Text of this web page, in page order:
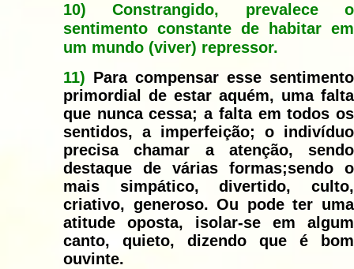
10)Constrangido, prevalece o
sentimento constante de habitar em
um mundo (viver) repressor.
11) Para compensar esse sentimento
primordial de estar aquém, uma falta
que nunca cessa; a falta em todos os
sentidos, a imperfeição; o indivíduo
precisa chamar a atenção, sendo
destaque de várias formas;sendo o
mais simpático, divertido, culto,
criativo, generoso. Ou pode ter uma
atitude oposta, isolar-se em algum
canto, quieto, dizendo que é bom
ouvinte.